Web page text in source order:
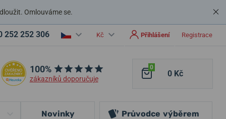
Omlouváme se.
252 252 306 Kč Přihlášení Registrace
100%
zákazníků doporučuje
0
0 Kč
Novinky Průvodce výběrem